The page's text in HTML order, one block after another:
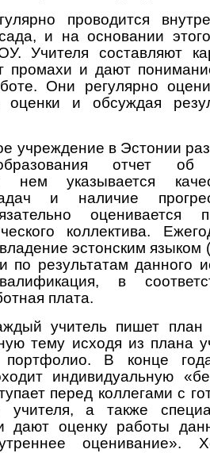
проводится
и на основании
Учителя составляют
промахи и дают
Они регулярно
оценки и обсуждая
учреждение в Эстонии раз
отчет об
нем указывается
и наличие
оценивается
коллектива.
эстонским языком
по результатам данного
в
плата.
учитель пишет план
тему исходя из плана
В конце
индивидуальную
перед коллегами с
а также
дают оценку работы
оценивание».